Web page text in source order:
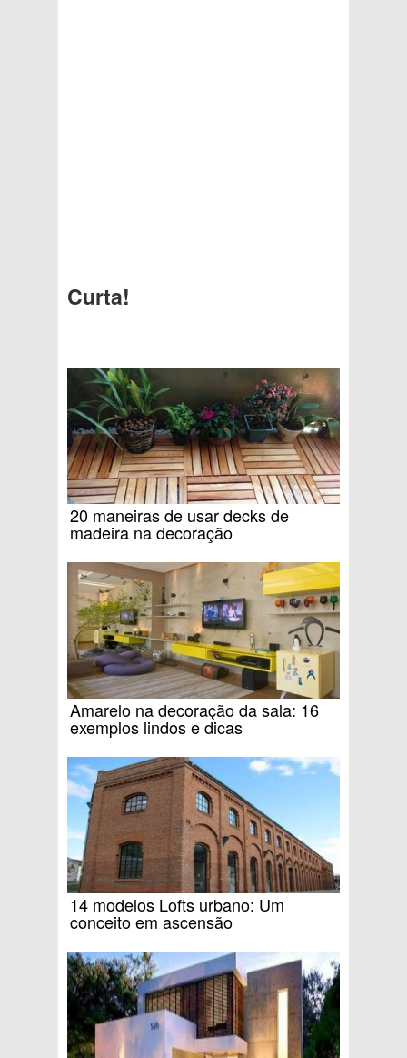
Curta!
20 maneiras de usar decks de
madeira na decoração
Amarelo na decoração da sala: 16
exemplos lindos e dicas
14 modelos Lofts urbano: Um
conceito em ascensão